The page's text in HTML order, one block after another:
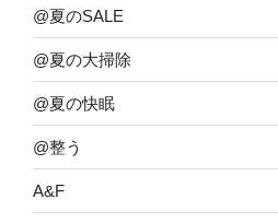
@夏のSALE
@夏の大掃除
@夏の快眠
@整う
A&F